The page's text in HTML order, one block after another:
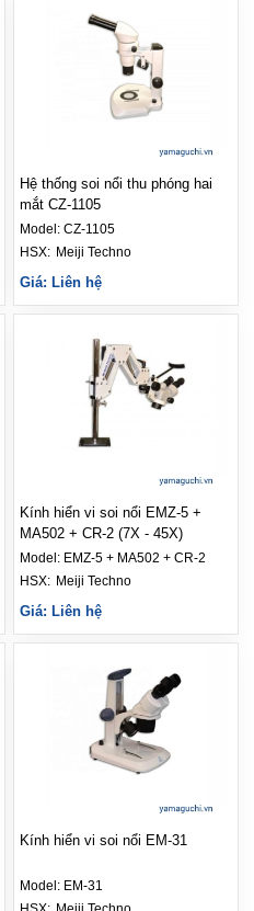
Hệ thống soi nổi thu phóng hai
mắt CZ-1105
Model: CZ-1105
HSX: Meiji Techno
Giá: Liên hệ
Kính hiển vi soi nổi EMZ-5 +
MA502 + CR-2 (7X - 45X)
Model: EMZ-5 + MA502 + CR-2
HSX: Meiji Techno
Giá: Liên hệ
Kính hiển vi soi nổi EM-31
Model: EM-31